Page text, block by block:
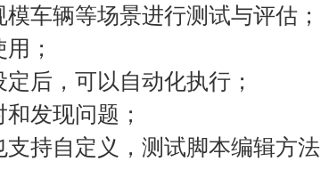
车辆等场景进行测试与评估；
；
后，可以自动化执行；
发现问题；
持自定义，测试脚本编辑方法